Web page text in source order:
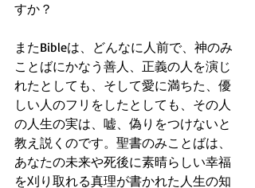
すか？
またBibleは、どんなに人前で、神のみ
ことばにかなう善人、正義の人を演じ
れたとしても、そして愛に満ちた、優
しい人のフリをしたとしても、その人
の人生の実は、嘘、偽りをつけないと
教え説くのです。聖書のみことばは、
あなたの未来や死後に素晴らしい幸福
を刈り取れる真理が書かれた人生の知